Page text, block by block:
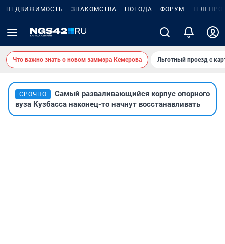
НЕДВИЖИМОСТЬ ЗНАКОМСТВА ПОГОДА ФОРУМ
Что важно знать о новом заммэра Кемерова Льготный проезд с
СРОЧНО
Самый разваливающийся корпус опорного
вуза Кузбасса наконец-то начнут восстанавливать